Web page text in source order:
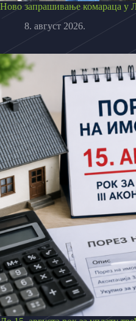
Ново запрашивање комараца у
8. август 2026.